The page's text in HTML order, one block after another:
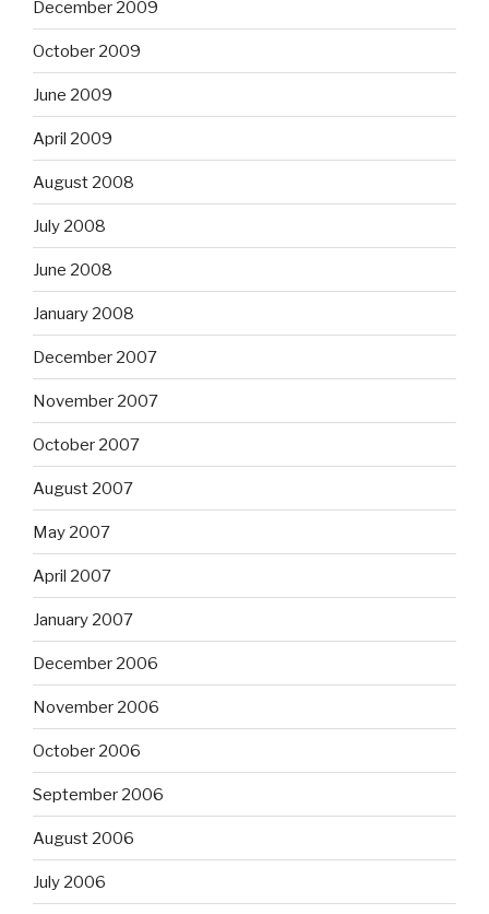
December 2009
October 2009
June 2009
April 2009
August 2008
July 2008
June 2008
January 2008
December 2007
November 2007
October 2007
August 2007
May 2007
April 2007
January 2007
December 2006
November 2006
October 2006
September 2006
August 2006
July 2006